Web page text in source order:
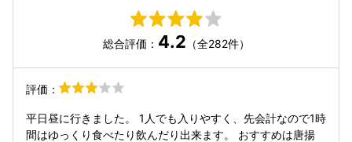
総合評価： 4.2 （全282件）
評価：
平日昼に行きました。 1人でも入りやすく、先会計なので1時
間はゆっくり食べたり飲んだり出来ます。 おすすめは唐揚